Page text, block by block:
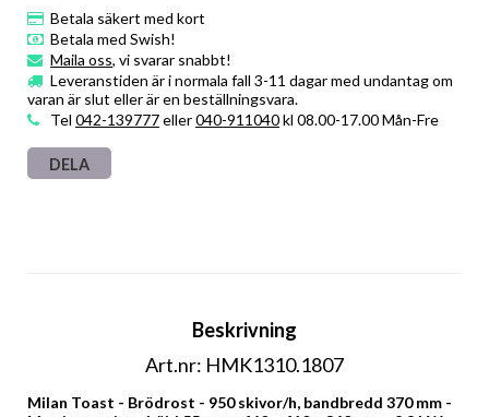
Betala säkert med kort
Betala med Swish!
Maila oss, vi svarar snabbt!
Leveranstiden är i normala fall 3-11 dagar med undantag om
varan är slut eller är en beställningsvara.
Tel 042-139777eller040-911040kl 08.00-17.00 Mån-Fre
DELA
Beskrivning
Art.nr: HMK1310.1807
Milan Toast - Brödrost - 950 skivor/h, bandbredd 370 mm -